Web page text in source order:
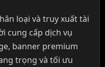
loại và truy xuất tài
cung cấp dịch vụ
banner premium
trọng và tối ưu